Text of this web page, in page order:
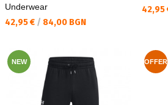
Underwear
Текуща цена:
42,95 € / 84,00 BGN
42,95
NEW OFFER